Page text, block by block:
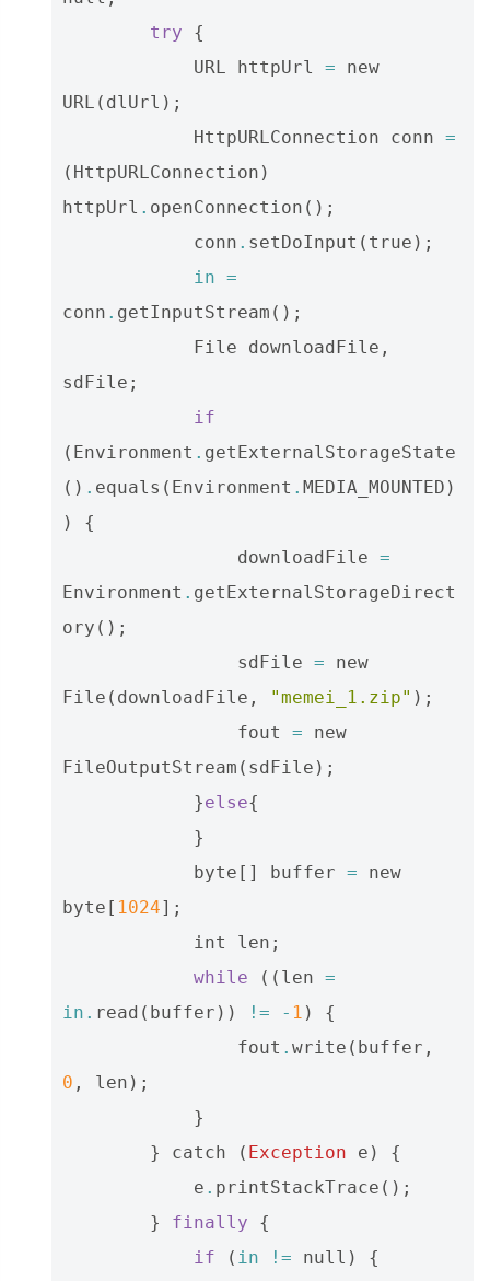
try
{
URL
httpUrl =
new
URL ( dlUrl );
HttpURLConnection
conn =
( HttpURLConnection )
httpUrl . openConnection ();
conn . setDoInput ( true );
in =
conn . getInputStream ();
File
downloadFile ,
sdFile ;
if
( Environment . getExternalStorageState
() . equals ( Environment . MEDIA_MOUNTED )
)
{
downloadFile =
Environment . getExternalStorageDirect
ory ();
sdFile =
new
File ( downloadFile , "memei_1.zip" );
fout
=
new
FileOutputStream ( sdFile );
}else{
}
byte [] buffer =
new
byte [ 1024];
int
len ;
while
(( len =
in . read ( buffer )) != - 1 )
{
fout . write ( buffer ,
0 , len );
}
}
catch ( Exception e )
{
e . printStackTrace ();
}
finally
{
if
( in != null )
{